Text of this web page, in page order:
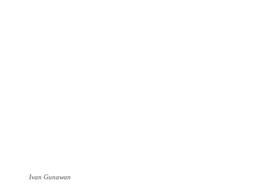
Ivan Gunawan